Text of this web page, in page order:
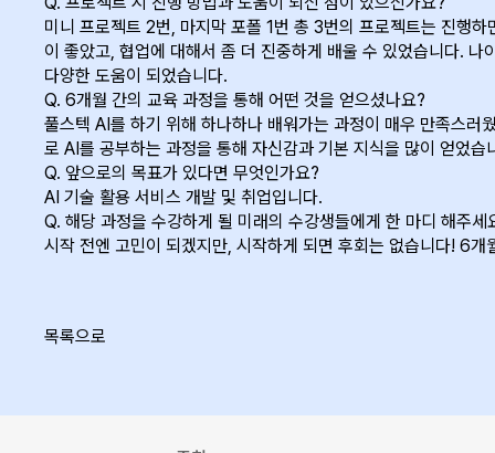
미니 프로젝트 2번, 마지막 포폴 1번 총 3번의 프로젝트는 진행
이 좋았고, 협업에 대해서 좀 더 진중하게 배울 수 있었습니다. 나
다양한 도움이 되었습니다.
Q. 6개월 간의 교육 과정을 통해 어떤 것을 얻으셨나요?
풀스텍 AI를 하기 위해 하나하나 배워가는 과정이 매우 만족스러
로 AI를 공부하는 과정을 통해 자신감과 기본 지식을 많이 얻었습
Q. 앞으로의 목표가 있다면 무엇인가요?
AI 기술 활용 서비스 개발 및 취업입니다.
Q. 해당 과정을 수강하게 될 미래의 수강생들에게 한 마디 해주세
시작 전엔 고민이 되겠지만, 시작하게 되면 후회는 없습니다! 6
목록으로